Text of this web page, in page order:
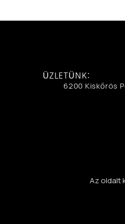
ÜZLETÜNK:
6200 Kiskőrös
Az oldalt